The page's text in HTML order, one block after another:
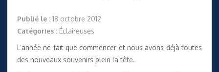
Publié le : 18 octobre 2012
Catégories : Éclaireuses
L’année ne fait que commencer et nous avons déjà toutes
des nouveaux souvenirs plein la tête.